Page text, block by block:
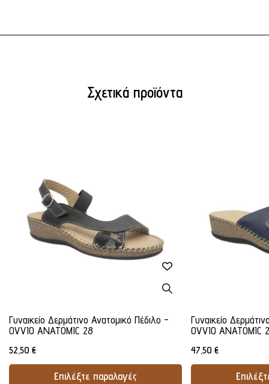
Σχετικά προϊόντα
Γυναικείο Δερμάτινο Ανατομικό Πέδιλο -
OVVIO ANATOMIC 28
52,50 €
Επιλέξτε παραλαγές
Γυναικείο
OVVIO ANATOMIC
47,50 €